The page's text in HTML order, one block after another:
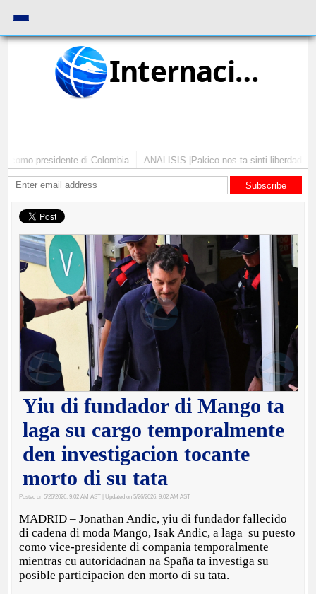
Internacional
presidente di Colombia ANALISIS |Pakico nos ta sinti liberdad pa
Subscribe
Yiu di fundador di Mango ta
laga su cargo temporalmente
den investigacion tocante
morto di su tata
Posted on 5/26/2026, 9:02 AM AST | Updated on 5/26/2026, 9:02 AM AST
MADRID – Jonathan Andic, yiu di fundador fallecido
di cadena di moda Mango, Isak Andic, a laga su puesto
como vice-presidente di compania temporalmente
mientras cu autoridadnan na Spaña ta investiga su
posible participacion den morto di su tata.